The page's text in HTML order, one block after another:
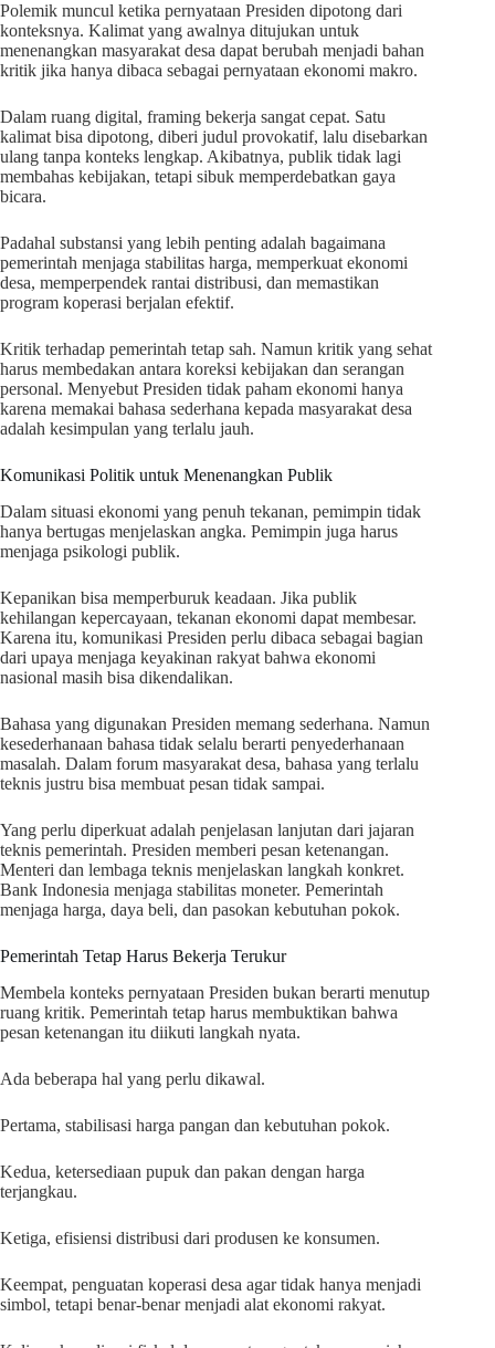
Polemik muncul ketika pernyataan Presiden dipotong dari
konteksnya. Kalimat yang awalnya ditujukan untuk
menenangkan masyarakat desa dapat berubah menjadi bahan
kritik jika hanya dibaca sebagai pernyataan ekonomi makro.
Dalam ruang digital, framing bekerja sangat cepat. Satu
kalimat bisa dipotong, diberi judul provokatif, lalu disebarkan
ulang tanpa konteks lengkap. Akibatnya, publik tidak lagi
membahas kebijakan, tetapi sibuk memperdebatkan gaya
bicara.
Padahal substansi yang lebih penting adalah bagaimana
pemerintah menjaga stabilitas harga, memperkuat ekonomi
desa, memperpendek rantai distribusi, dan memastikan
program koperasi berjalan efektif.
Kritik terhadap pemerintah tetap sah. Namun kritik yang sehat
harus membedakan antara koreksi kebijakan dan serangan
personal. Menyebut Presiden tidak paham ekonomi hanya
karena memakai bahasa sederhana kepada masyarakat desa
adalah kesimpulan yang terlalu jauh.
Komunikasi Politik untuk Menenangkan Publik
Dalam situasi ekonomi yang penuh tekanan, pemimpin tidak
hanya bertugas menjelaskan angka. Pemimpin juga harus
menjaga psikologi publik.
Kepanikan bisa memperburuk keadaan. Jika publik
kehilangan kepercayaan, tekanan ekonomi dapat membesar.
Karena itu, komunikasi Presiden perlu dibaca sebagai bagian
dari upaya menjaga keyakinan rakyat bahwa ekonomi
nasional masih bisa dikendalikan.
Bahasa yang digunakan Presiden memang sederhana. Namun
kesederhanaan bahasa tidak selalu berarti penyederhanaan
masalah. Dalam forum masyarakat desa, bahasa yang terlalu
teknis justru bisa membuat pesan tidak sampai.
Yang perlu diperkuat adalah penjelasan lanjutan dari jajaran
teknis pemerintah. Presiden memberi pesan ketenangan.
Menteri dan lembaga teknis menjelaskan langkah konkret.
Bank Indonesia menjaga stabilitas moneter. Pemerintah
menjaga harga, daya beli, dan pasokan kebutuhan pokok.
Pemerintah Tetap Harus Bekerja Terukur
Membela konteks pernyataan Presiden bukan berarti menutup
ruang kritik. Pemerintah tetap harus membuktikan bahwa
pesan ketenangan itu diikuti langkah nyata.
Ada beberapa hal yang perlu dikawal.
Pertama, stabilisasi harga pangan dan kebutuhan pokok.
Kedua, ketersediaan pupuk dan pakan dengan harga
terjangkau.
Ketiga, efisiensi distribusi dari produsen ke konsumen.
Keempat, penguatan koperasi desa agar tidak hanya menjadi
simbol, tetapi benar-benar menjadi alat ekonomi rakyat.